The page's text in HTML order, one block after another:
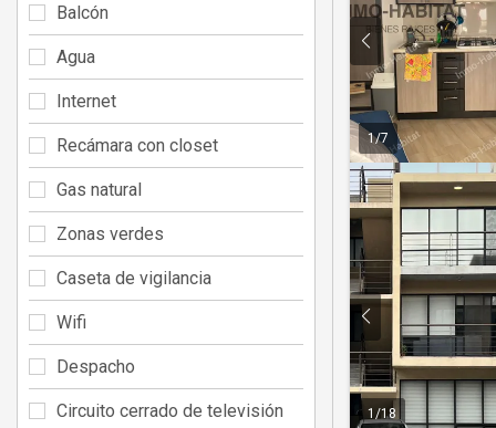
1/7
1 /18
Balcón
Agua
Internet
Recámara con closet
Gas natural
Zonas verdes
Caseta de vigilancia
Wifi
Despacho
Circuito cerrado de televisión